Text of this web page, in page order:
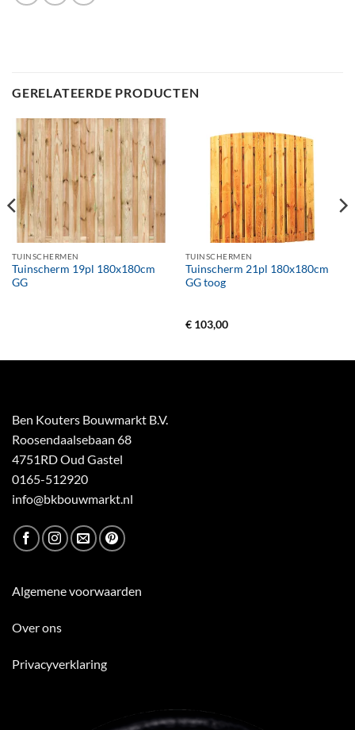
GERELATEERDE PRODUCTEN
TUINSCHERMEN
Tuinscherm 19pl 180x180cm
GG
TUINSCHERMEN
Tuinscherm 21pl 180x180cm
GG toog
€103,00
Ben Kouters Bouwmarkt B.V.
Roosendaalsebaan 68
4751RD Oud Gastel
0165-512920
info@bkbouwmarkt.nl
Algemene voorwaarden
Over ons
Privacyverklaring